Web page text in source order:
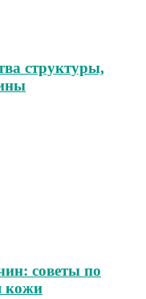
структуры,
советы по
кожи